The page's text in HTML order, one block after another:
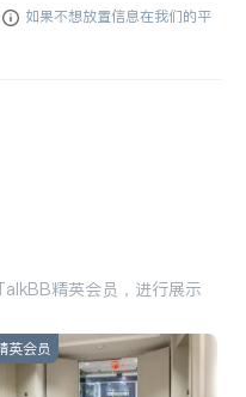
如果不想放置信息在我们的平
精英会员，进行展示
英会员